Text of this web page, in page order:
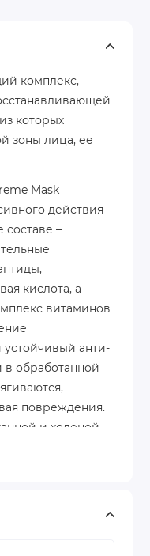
комплекс,
которых
зоны лица, ее
Mask
действия
составе –
кислота, а
витаминов
анти-
обработанной
повреждения.
и холеной,
процессы,
поддерживают